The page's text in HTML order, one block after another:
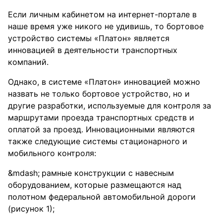
Если личным кабинетом на интернет-портале в
наше время уже никого не удивишь, то бортовое
устройство системы «Платон» является
инновацией в деятельности транспортных
компаний.
Однако, в системе «Платон» инновацией можно
назвать не только бортовое устройство, но и
другие разработки, используемые для контроля за
маршрутами проезда транспортных средств и
оплатой за проезд. Инновационными являются
также следующие системы стационарного и
мобильного контроля:
рамные конструкции с навесным
оборудованием, которые размещаются над
полотном федеральной автомобильной дороги
(рисунок 1);